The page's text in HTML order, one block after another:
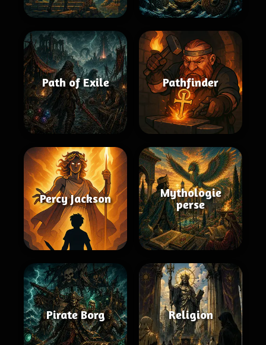
Path of Exile Pathfinder
Percy Jackson
Mythologie
perse
Pirate Borg Religion